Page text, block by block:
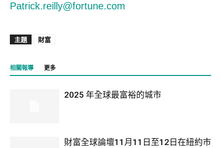
Patrick.reilly@fortune.com
主題 財富
相關報導 更多
2025 年全球最富裕的城市
財富全球論壇11月11日至12日在紐約市